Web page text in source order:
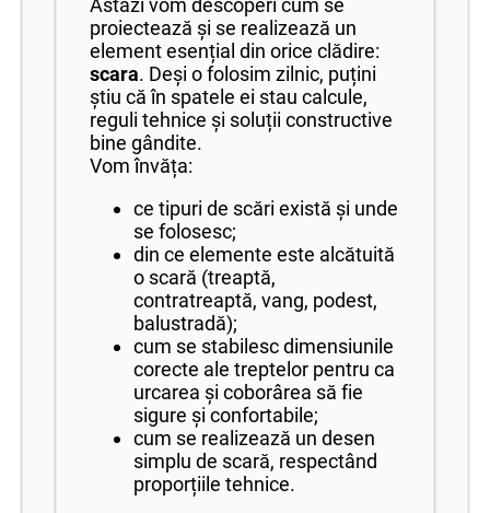
proiectează și se realizează un
element esențial din orice clădire:
scara. Deși o folosim zilnic, puțini
știu că în spatele ei stau calcule,
reguli tehnice și soluții constructive
bine gândite.
Vom învăța:
ce tipuri de scări există și unde
se folosesc;
din ce elemente este alcătuită
o scară (treaptă,
contratreaptă, vang, podest,
balustradă);
cum se stabilesc dimensiunile
corecte ale treptelor pentru ca
urcarea și coborârea să fie
sigure și confortabile;
cum se realizează un desen
simplu de scară, respectând
proporțiile tehnice.